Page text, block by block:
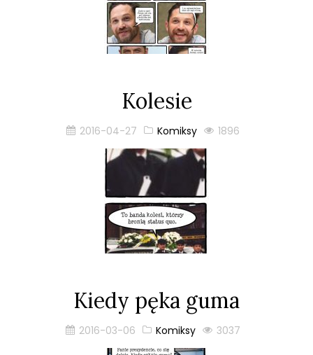
Kolesie
2016-04-27 Komiksy 1896
Kiedy pęka guma
2016-03-06 Komiksy 3037